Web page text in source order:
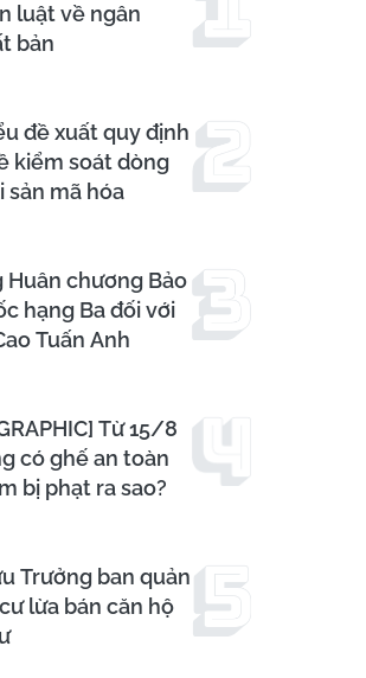
luật về ngân
bản
đề xuất quy định
kiểm soát dòng
sản mã hóa
Huân chương Bảo
hạng Ba đối với
Tuấn Anh
Từ 15/8
có ghế an toàn
bị phạt ra sao?
Trưởng ban quản
lừa bán căn hộ